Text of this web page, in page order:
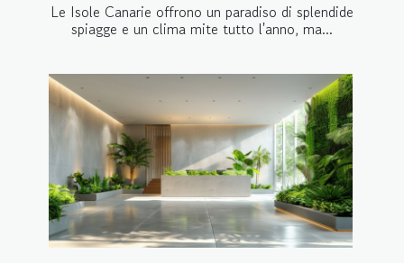
Le Isole Canarie offrono un paradiso di splendide
spiagge e un clima mite tutto l'anno, ma...